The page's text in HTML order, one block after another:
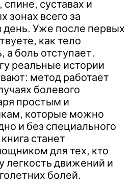
суставах и
зонах всего за
день. Уже после первых
как тело
а боль отступает.
реальные истории
метод работает
болевого
простым и
которые можно
и без специального
станет
для тех, кто
легкость движений и
болей.